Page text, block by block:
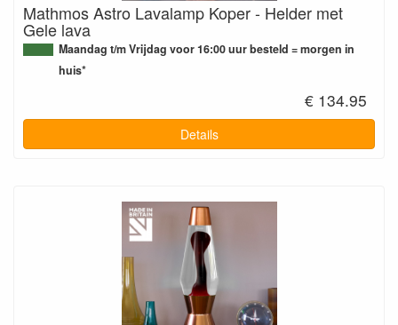
Mathmos Astro Lavalamp Koper - Helder met
Gele lava
Maandag t/m Vrijdag voor 16:00 uur besteld = morgen in
huis*
€ 134.95
Details